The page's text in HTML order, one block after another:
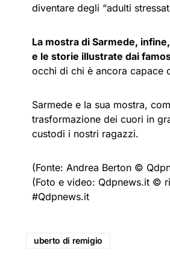
diventare degli “adulti
La mostra di Sarmede,
e le storie illustrate dai
occhi di chi è ancora capace
Sarmede e la sua mostra,
trasformazione dei cuori in
custodi i nostri ragazzi.
(Fonte: Andrea Berton ©
(Foto e video: Qdpnews.it ©
#Qdpnews.it
uberto di remigio